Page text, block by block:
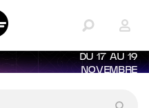
DU 17 AU 19
NOVEMBRE